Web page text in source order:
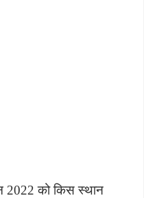
2022 को किस स्थान